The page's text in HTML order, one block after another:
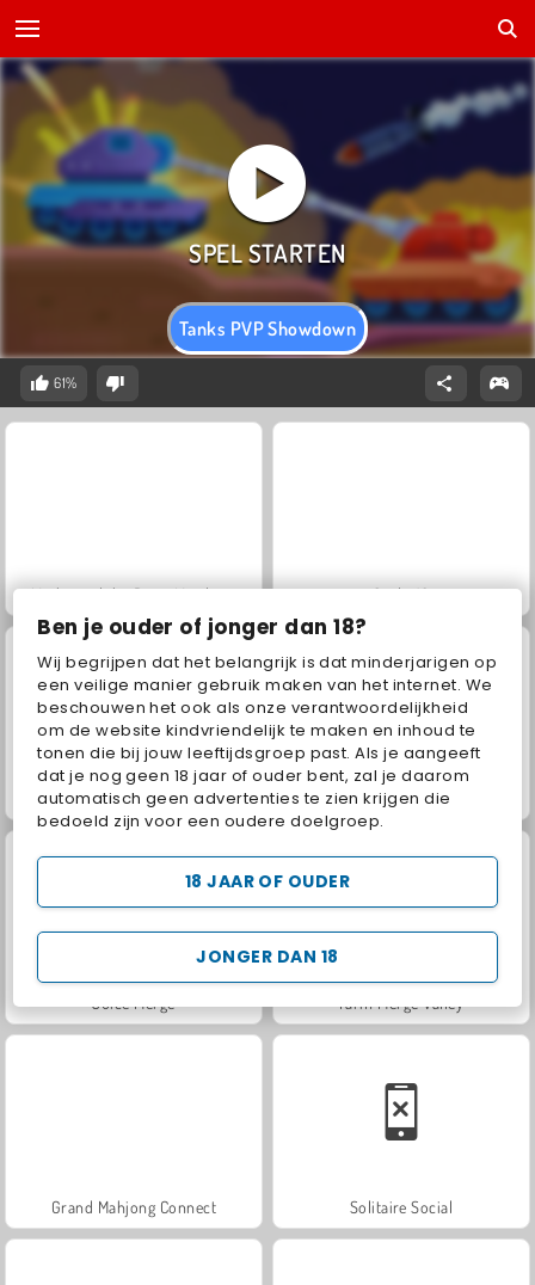
Ben je ouder of jonger dan 18?
Wij begrijpen dat het belangrijk is dat minderjarigen op
een veilige manier gebruik maken van het internet. We
beschouwen het ook als onze verantwoordelijkheid
om de website kindvriendelijk te maken en inhoud te
tonen die bij jouw leeftijdsgroep past. Als je aangeeft
dat je nog geen 18 jaar of ouder bent, zal je daarom
automatisch geen advertenties te zien krijgen die
bedoeld zijn voor een oudere doelgroep.
JONGER DAN 18
18 JAAR OF OUDER
Tanks PVP Showdown
61%
Masha and the Bear: Meadows Scala 40
Jewel Garden Story
Juice Merge Farm Merge Valley
Grand Mahjong Connect Solitaire Social